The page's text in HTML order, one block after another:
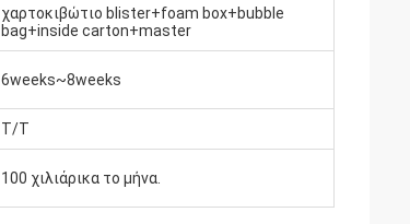
χαρτοκιβώτιο blister+foam box+bubble
bag+inside carton+master
6weeks~8weeks
Τ/Τ
100 χιλιάρικα το μήνα.